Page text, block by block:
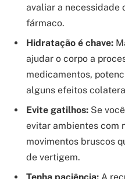
avaliar a necessidade
fármaco.
Hidratação é chave:
ajudar o corpo a
medicamentos,
alguns efeitos
Evite gatilhos: Se
evitar ambientes com
movimentos bruscos
de vertigem.